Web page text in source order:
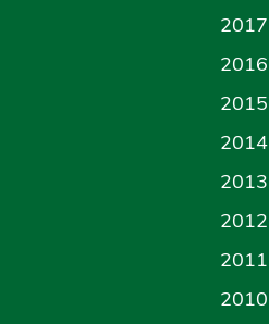
2017
2016
2015
2014
2013
2012
2011
2010